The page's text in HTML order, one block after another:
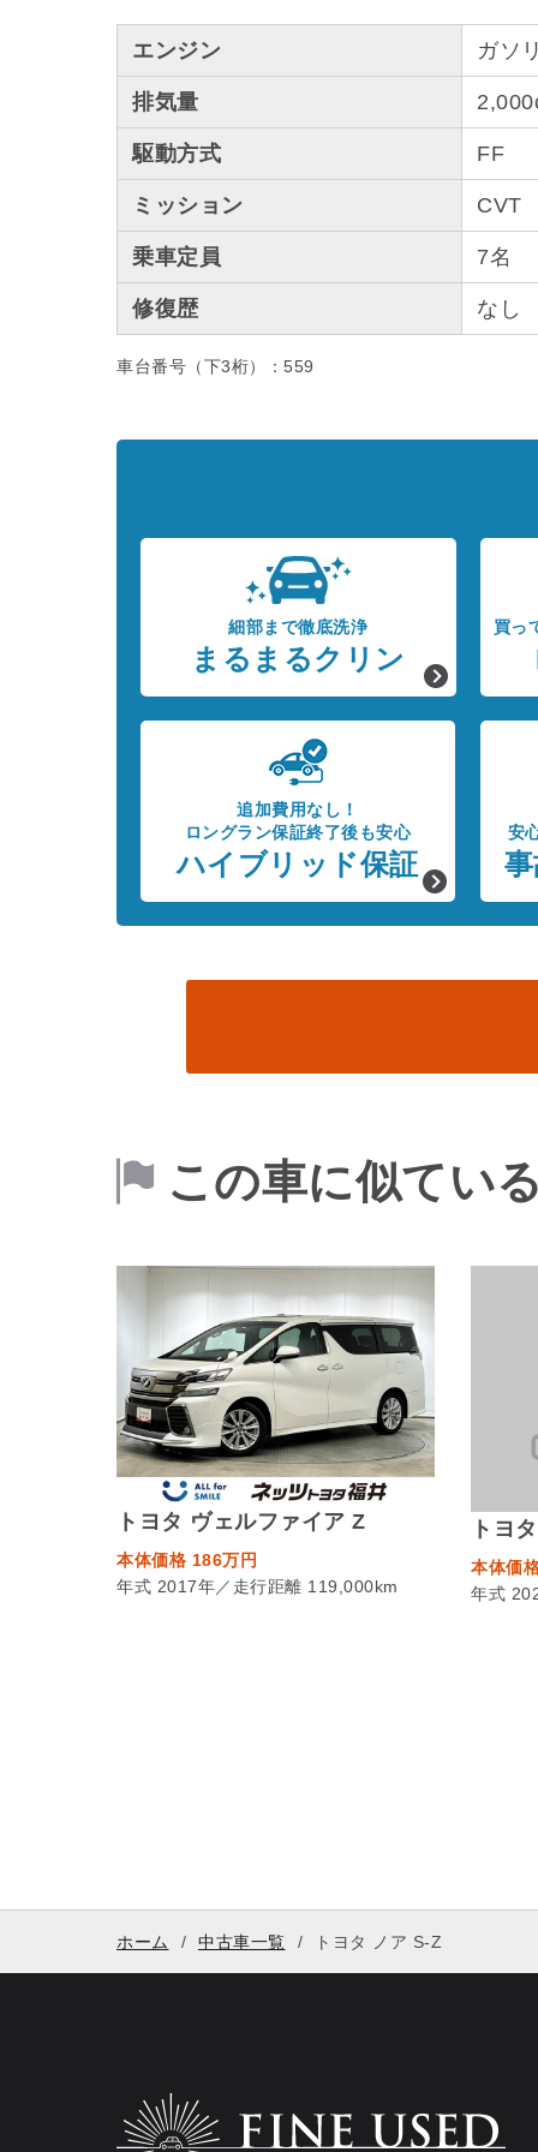
エンジン ガソ
排気量
駆動方式 FF
ミッション CVT
乗車定員 7名
修復歴 なし
車台番号（下3桁）：559
細部まで徹底洗浄
まるまるクリン
買っ
追加費用なし！
ロングラン保証終了後も安心
ハイブリッド保証
安
この車に似てい
トヨタ ヴェルファイア Z
本体価格 186万円
年式 2017年／走行距離 119,000km
トヨ
本体価
年式
ホーム 中古車一覧 トヨタ ノア S-Z